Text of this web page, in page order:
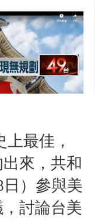
最佳，
來，共和
）參與美
討論台美